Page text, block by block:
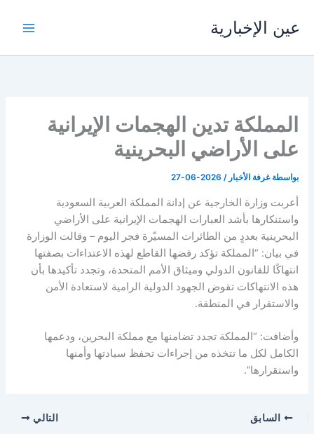
المحتوى
عين الإخبارية
المملكة تدين الهجمات الإيرانية
على الأراضي البحرينية
بواسطة غرفة الأخبار/
2026-06-27
أعربت وزارة الخارجية عن إدانة المملكة العربية السعودية
واستنكارها بأشد العبارات الهجمات الإيرانية على الأراضي
البحرينية بعددٍ من الطائرات المسيّرة فجر اليوم – وقالت الوزارة
في بيان: “المملكة تؤكد رفضها القاطع لهذه الاعتداءات بصفتها
انتهاكًا للقانون الدولي وميثاق الأمم المتحدة، وتجدد تأكيدها بأن
هذه الانتهاكات تقوض الجهود الدولية الرامية لاستعادة الأمن
والاستقرار في المنطقة.
وأضافت: “المملكة تجدد تضامنها مع مملكة البحرين، ودعمها
الكامل لكل ما تتخذه من إجراءات تحفظ سيادتها وأمنها
واستقرارها”.
السابق التالي